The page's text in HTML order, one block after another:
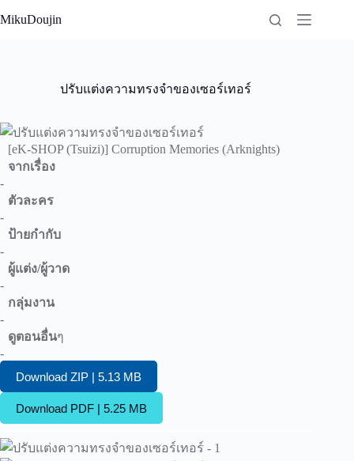
to
MikuDoujin
ปรับแต่งความทรงจำของเซอร์เทอร์
[eK-SHOP (Tsuizi)] Corruption Memories (Arknights)
จากเรื่อง
-
ตัวละคร
-
ป้ายกำกับ
-
ผู้แต่ง/ผู้วาด
-
กลุ่มงาน
-
ดูตอนอื่นๆ
-
Download ZIP | 5.13 MB
Download PDF | 5.25 MB